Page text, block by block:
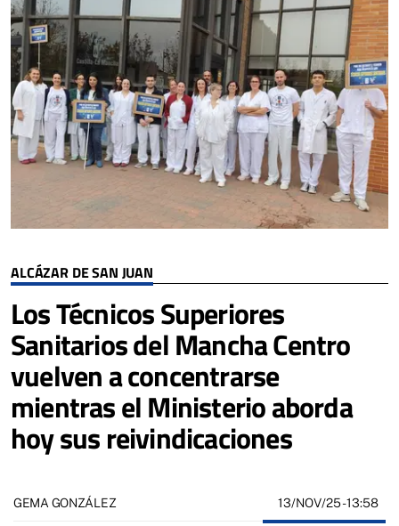
ALCÁZAR DE SAN JUAN
Los Técnicos Superiores
Sanitarios del Mancha Centro
vuelven a concentrarse
mientras el Ministerio aborda
hoy sus reivindicaciones
GEMA GONZÁLEZ 13/NOV/25- 13:58